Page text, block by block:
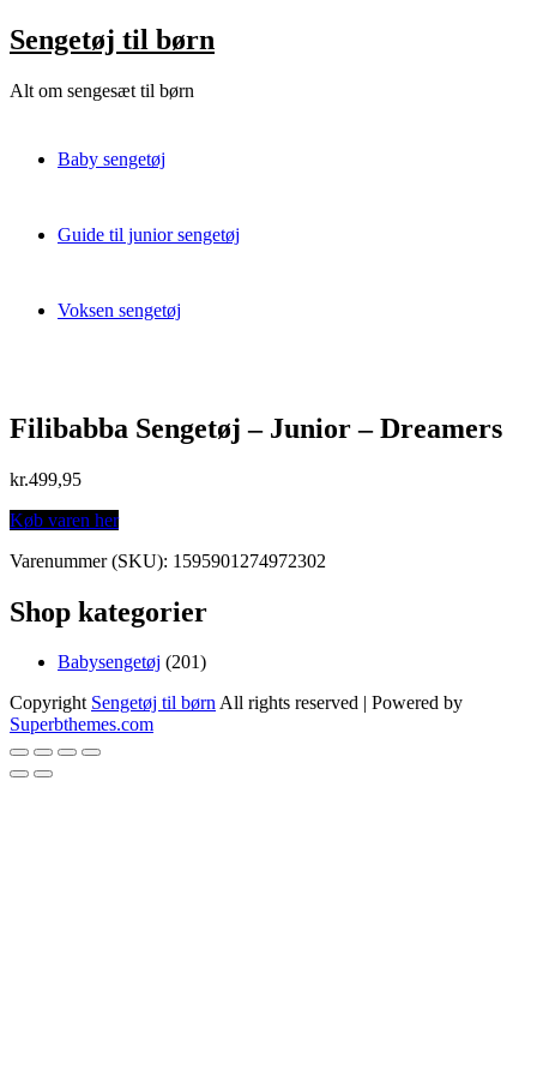
Skip
to
Sengetøj til børn
Alt om sengesæt til børn
Baby sengetøj
Guide til junior sengetøj
Voksen sengetøj
Filibabba Sengetøj – Junior – Dreamers
kr.499,95
Køb varen her
Varenummer (SKU): 1595901274972302
Shop kategorier
Babysengetøj 201201
Copyright Sengetøj til børnAll rights reserved | Powered by
Superbthemes.com